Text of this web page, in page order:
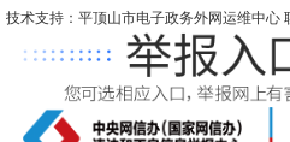
技术支持：平顶山市电子政务外网运维中心